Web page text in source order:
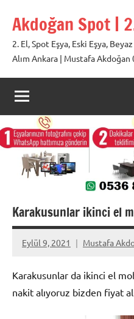
geçAkdoğan Spot |
2. El, Spot Eşya, Eski Eşya,
Alım Ankara | Mustafa
Karakusunlar ikinci el
Eylül 9, 2021 Mustafa
Karakusunlar da ikinci el
nakit alıyoruz bizden fiyat